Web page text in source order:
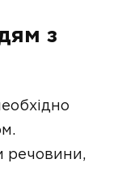
з
речовини,